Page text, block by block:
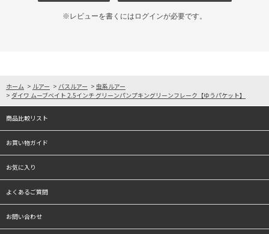
※レビューを書くには ログインが必要です。
ホーム > ルアー > バスルアー > 虫系ルアー
> ダイワ ムーブベイト 2.5インチ グリーンパンプキングリーンフレーク【ゆうパケット】
商品比較リスト
お買い物ガイド
お気に入り
よくあるご質問
お問い合わせ